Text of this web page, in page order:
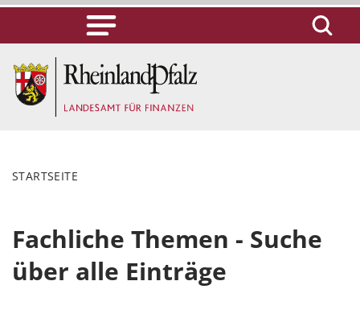
STARTSEITE
Fachliche Themen - Suche
über alle Einträge